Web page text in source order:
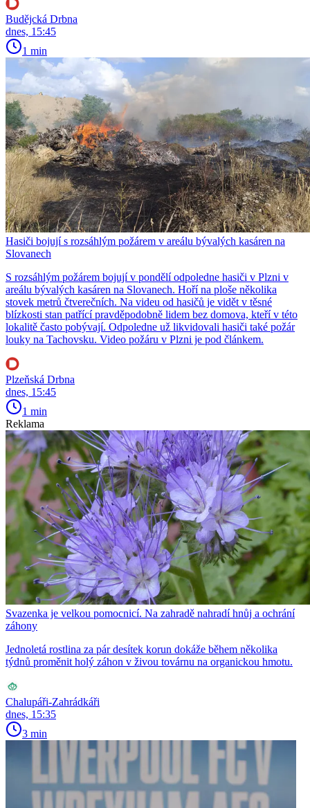
Budějcká Drbna
dnes, 15:45
1 min
Hasiči bojují s rozsáhlým požárem v areálu bývalých kasáren na
Slovanech
S rozsáhlým požárem bojují v pondělí odpoledne hasiči v Plzni v
areálu bývalých kasáren na Slovanech. Hoří na ploše několika
stovek metrů čtverečních. Na videu od hasičů je vidět v těsné
blízkosti stan patřící pravděpodobně lidem bez domova, kteří v této
lokalitě často pobývají. Odpoledne už likvidovali hasiči také požár
louky na Tachovsku. Video požáru v Plzni je pod článkem.
Plzeňská Drbna
dnes, 15:45
1 min
Reklama
Svazenka je velkou pomocnicí. Na zahradě nahradí hnůj a ochrání
záhony
Jednoletá rostlina za pár desítek korun dokáže během několika
týdnů proměnit holý záhon v živou továrnu na organickou hmotu.
Chalupáři-Zahrádkáři
dnes, 15:35
3 min